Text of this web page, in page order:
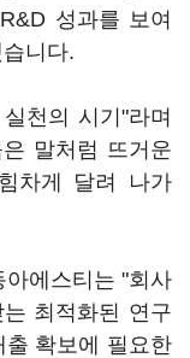
성과를 보여
니다.
천의 시기"라며
말처럼 뜨거운
차게 달려 나가
에스티는 "회사
최적화된 연구
확보에 필요한